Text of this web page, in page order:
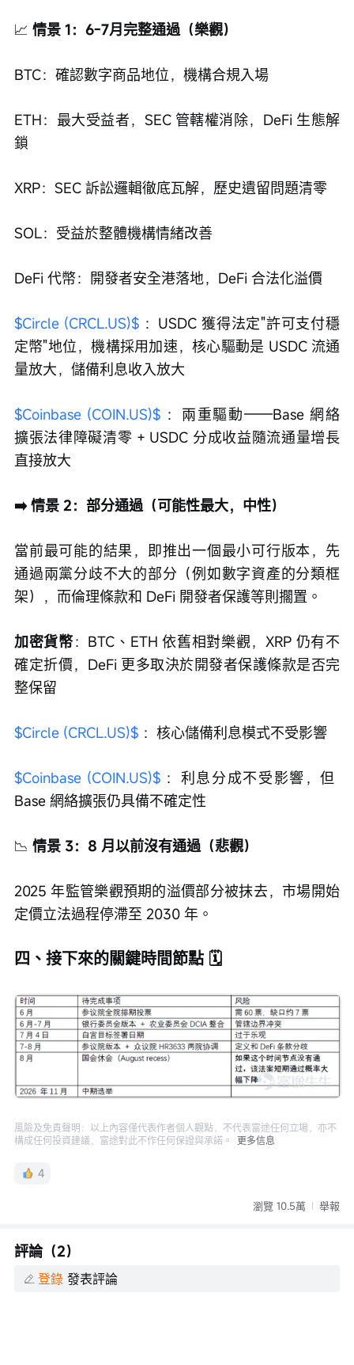
📈 情景 1：6-7月完整通過（樂觀）
BTC：確認數字商品地位，機構合規入場
ETH：最大受益者，SEC 管轄權消除，DeFi 生態解
鎖
XRP：SEC 訴訟邏輯徹底瓦解，歷史遺留問題清零
SOL：受益於整體機構情緒改善
DeFi 代幣：開發者安全港落地，DeFi 合法化溢價
$Circle (CRCL.US)$ ：USDC 獲得法定"許可支付穩
定幣"地位，機構採用加速，核心驅動是 USDC 流通
量放大，儲備利息收入放大
$Coinbase (COIN.US)$ ：兩重驅動——Base 網絡
擴張法律障礙清零 + USDC 分成收益隨流通量增長
直接放大
➡️ 情景 2：部分通過（可能性最大，中性）
當前最可能的結果，即推出一個最小可行版本，先
通過兩黨分歧不大的部分（例如數字資產的分類框
架），而倫理條款和 DeFi 開發者保護等則擱置。
加密貨幣：BTC、ETH 依舊相對樂觀，XRP 仍有不
確定折價，DeFi 更多取決於開發者保護條款是否完
整保留
$Circle (CRCL.US)$ ：核心儲備利息模式不受影響
$Coinbase (COIN.US)$ ：利息分成不受影響，但
Base 網絡擴張仍具備不確定性
📉 情景 3：8 月以前沒有通過（悲觀）
2025 年監管樂觀預期的溢價部分被抹去，市場開始
定價立法過程停滯至 2030 年。
四、接下來的關鍵時間節點 🗓️
風險及免責聲明：以上內容僅代表作者個人觀點，不代表富途任何立場，亦不
構成任何投資建議，富途對此不作任何保證與承諾。
更多信息
4
瀏覽 10.5萬 舉報
評論（2）
登錄 發表評論